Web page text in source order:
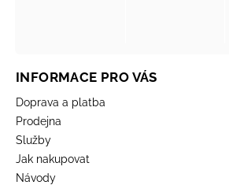
INFORMACE PRO VÁS
Doprava a platba
Prodejna
Služby
Jak nakupovat
Návody